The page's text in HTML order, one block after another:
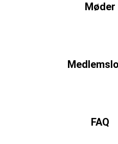
Møder
FAQ